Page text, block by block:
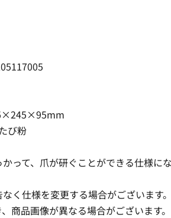
び粉
って、爪が研ぐことができる仕様にな
く仕様を変更する場合がございます
商品画像が異なる場合がございます